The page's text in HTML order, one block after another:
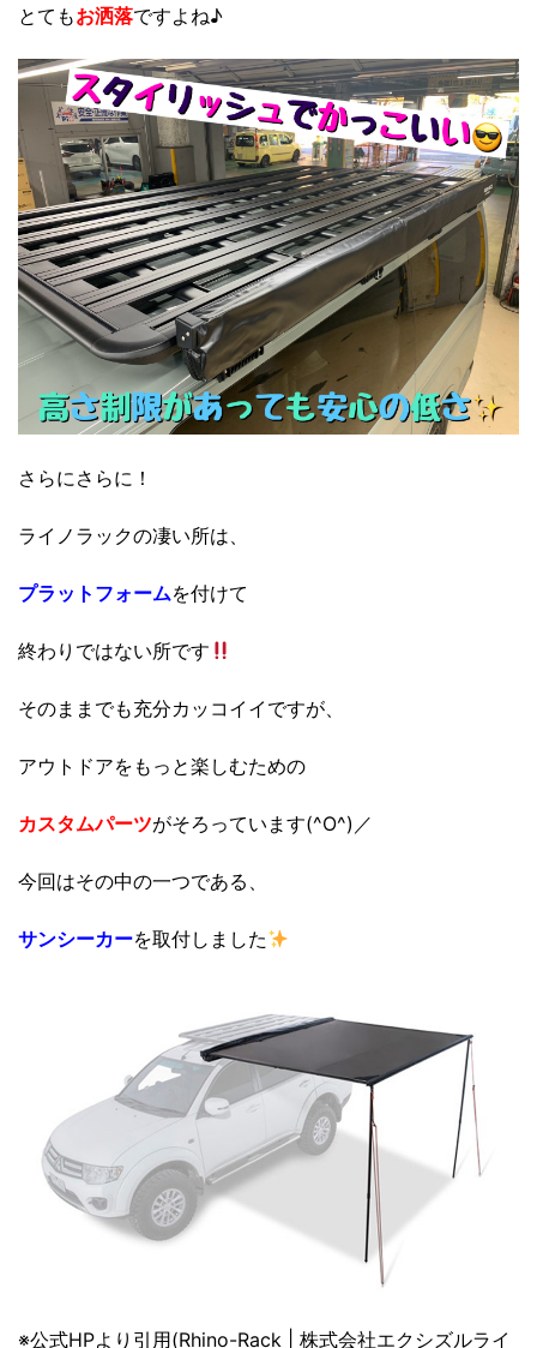
とてもお洒落ですよね♪
さらにさらに！
ライノラックの凄い所は、
プラットフォームを付けて
終わりではない所です
そのままでも充分カッコイイですが、
アウトドアをもっと楽しむための
カスタムパーツがそろっています(^O^)／
今回はその中の一つである、
サンシーカーを取付しました
※公式HPより引用(Rhino-Rack | 株式会社エクシズルライ